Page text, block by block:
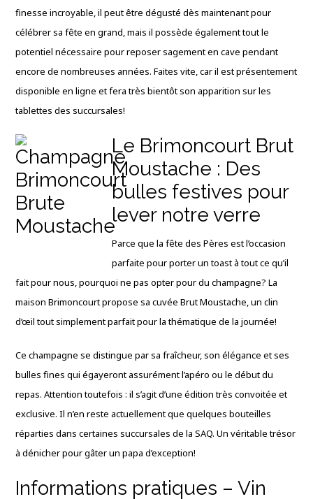
finesse incroyable, il peut être dégusté dès maintenant pour
célébrer sa fête en grand, mais il possède également tout le
potentiel nécessaire pour reposer sagement en cave pendant
encore de nombreuses années. Faites vite, car il est présentement
disponible en ligne et fera très bientôt son apparition sur les
tablettes des succursales!
Le Brimoncourt Brut
Moustache : Des
bulles festives pour
lever notre verre
Parce que la fête des Pères est l’occasion
parfaite pour porter un toast à tout ce qu’il
fait pour nous, pourquoi ne pas opter pour du champagne? La
maison Brimoncourt propose sa cuvée Brut Moustache, un clin
d’œil tout simplement parfait pour la thématique de la journée!
Ce champagne se distingue par sa fraîcheur, son élégance et ses
bulles fines qui égayeront assurément l’apéro ou le début du
repas. Attention toutefois : il s’agit d’une édition très convoitée et
exclusive. Il n’en reste actuellement que quelques bouteilles
réparties dans certaines succursales de la SAQ. Un véritable trésor
à dénicher pour gâter un papa d’exception!
Informations pratiques – Vin